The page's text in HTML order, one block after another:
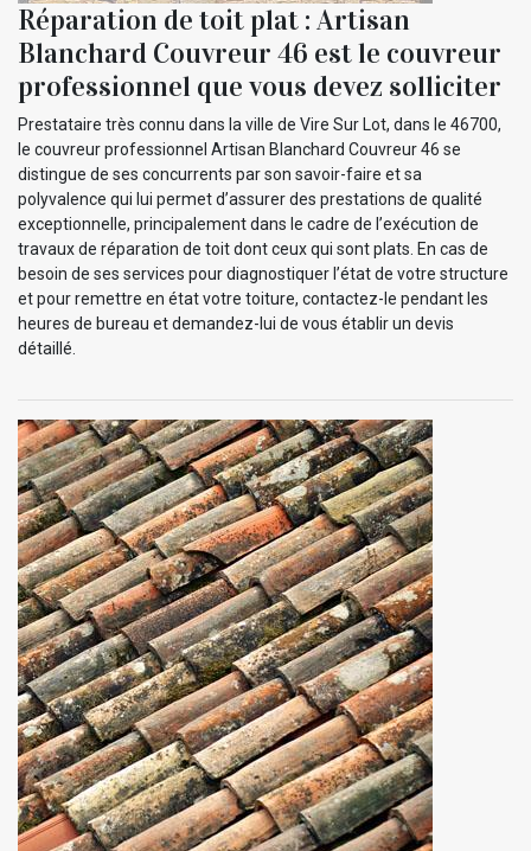
Réparation de toit plat : Artisan
Blanchard Couvreur 46 est le couvreur
professionnel que vous devez solliciter
Prestataire très connu dans la ville de Vire Sur Lot, dans le 46700,
le couvreur professionnel Artisan Blanchard Couvreur 46 se
distingue de ses concurrents par son savoir-faire et sa
polyvalence qui lui permet d’assurer des prestations de qualité
exceptionnelle, principalement dans le cadre de l’exécution de
travaux de réparation de toit dont ceux qui sont plats. En cas de
besoin de ses services pour diagnostiquer l’état de votre structure
et pour remettre en état votre toiture, contactez-le pendant les
heures de bureau et demandez-lui de vous établir un devis
détaillé.